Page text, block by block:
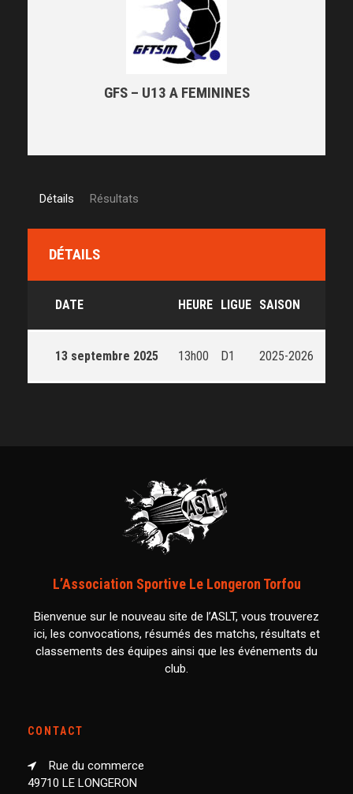
GFS – U13 A FEMININES
Détails Résultats
DÉTAILS
DATE HEURE LIGUE SAISON
13 septembre 2025 13h00 D1 2025-2026
L’Association Sportive Le Longeron Torfou
Bienvenue sur le nouveau site de l’ASLT, vous trouverez
ici, les convocations, résumés des matchs, résultats et
classements des équipes ainsi que les événements du
club.
CONTACT
Rue du commerce
49710 LE LONGERON